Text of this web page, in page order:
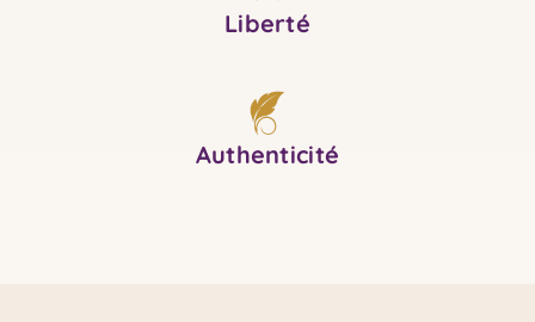
Liberté
Authenticité